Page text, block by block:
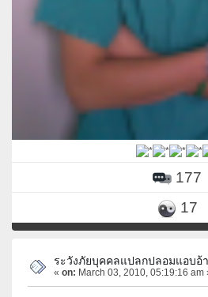
177
17
ระวังภัยบุคคลแปลกปลอมแอบอ้
« on: March 03, 2010, 05:19:16 am